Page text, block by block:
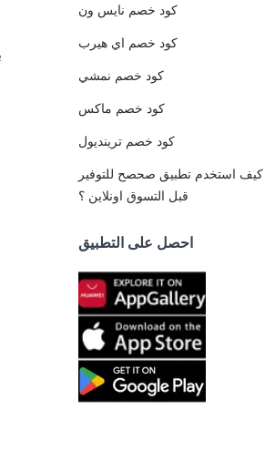
كود خصم نايس ون
كود خصم اي هيرب
كود خصم نمشي
كود خصم ماكس
كود خصم ترينديول
كيف استخدم تطبيق صحصح للتوفير
قبل التسوق اونلاين ؟
احصل على التطبيق